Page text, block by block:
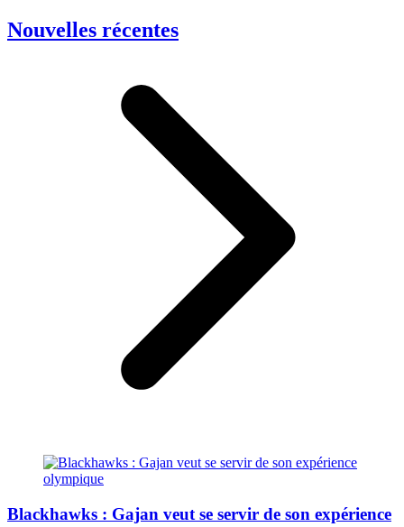
Nouvelles récentes
Blackhawks : Gajan veut se servir de son expérience